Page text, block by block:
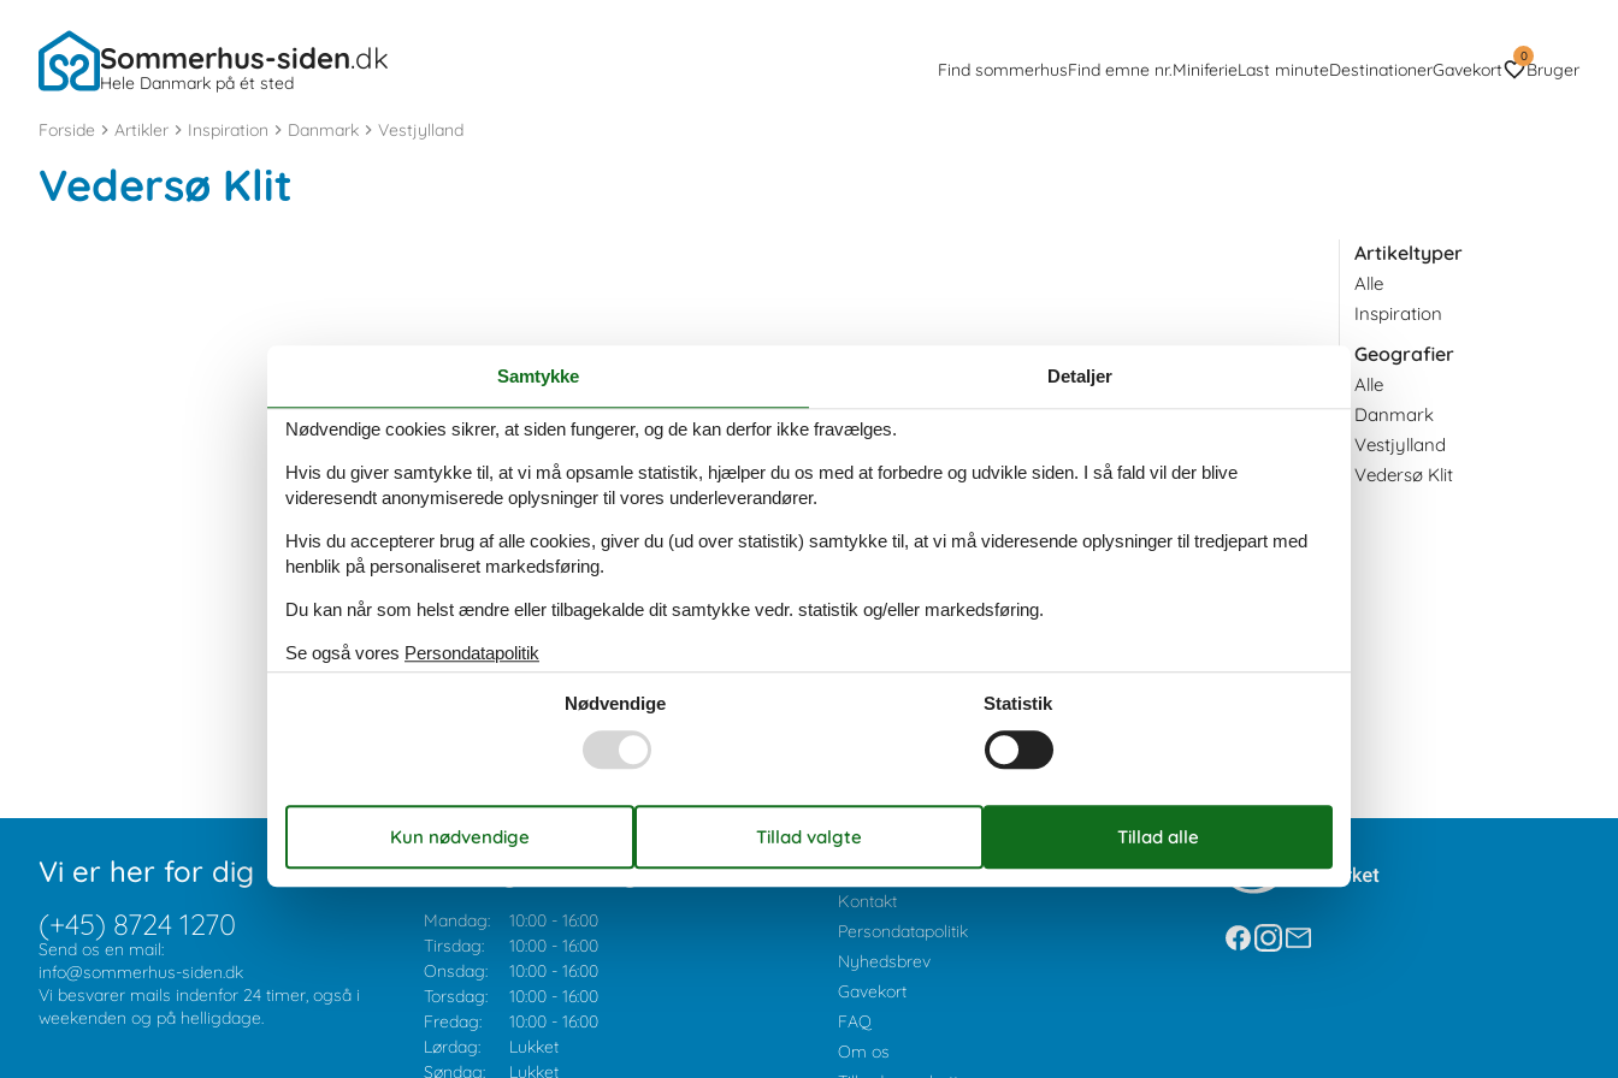
Sommerhus-siden.dk
Hele Danmark på ét sted
Find sommerhusFind emne nr.MiniferieLast minuteDestinationerGavekort
0
Bruger
Forside Artikler Inspiration Danmark Vestjylland
Vedersø Klit
Artikeltyper
Alle
Inspiration
Geografier
Alle
Danmark
Vestjylland
Vedersø Klit
Vi er her for dig
(+45) 8724 1270
Send os en mail:
info@sommerhus-siden.dk
Vi besvarer mails indenfor 24 timer, også i
weekenden og på helligdage.
Åbningstider uge 32:
Mandag: 10:00 - 16:00
Tirsdag:
10:00 - 16:00
Onsdag:
10:00 - 16:00
Torsdag:
10:00 - 16:00
Fredag:
10:00 - 16:00
Lørdag:
Lukket
Søndag:
Lukket
Cookies
Kontakt
Persondatapolitik
Nyhedsbrev
Gavekort
FAQ
Om os
Samtykke Detaljer
Nødvendige cookies sikrer, at siden fungerer, og de kan derfor ikke fravælges.
Hvis du giver samtykke til, at vi må opsamle statistik, hjælper du os med at forbedre og udvikle siden. I så fald vil der blive
videresendt anonymiserede oplysninger til vores underleverandører.
Hvis du accepterer brug af alle cookies, giver du (ud over statistik) samtykke til, at vi må videresende oplysninger til tredjepart med
henblik på personaliseret markedsføring.
Du kan når som helst ændre eller tilbagekalde dit samtykke vedr. statistik og/eller markedsføring.
Se også vores Persondatapolitik
Nødvendige Statistik